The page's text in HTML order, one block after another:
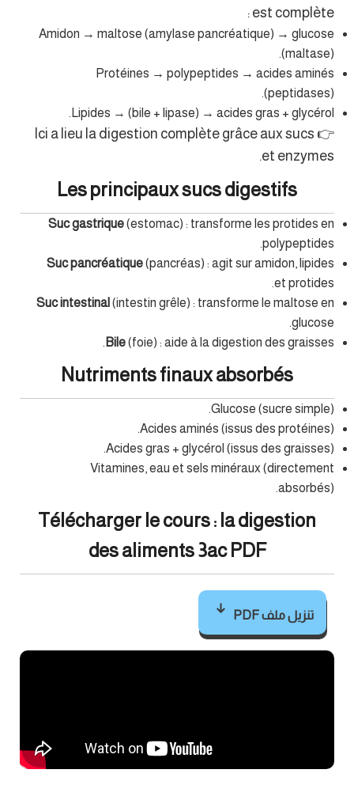
est complète :
Amidon → maltose (amylase pancréatique) → glucose
(maltase).
Protéines → polypeptides → acides aminés
(peptidases).
Lipides → (bile + lipase) → acides gras + glycérol.
👉 Ici a lieu la digestion complète grâce aux sucs
et enzymes.
Les principaux sucs digestifs
Suc gastrique(estomac) : transforme les protides en
polypeptides.
Suc pancréatique(pancréas) : agit sur amidon, lipides
et protides.
Suc intestinal (intestin grêle) : transforme le maltose en
glucose.
Bile(foie) : aide à la digestion des graisses.
Nutriments finaux absorbés
Glucose (sucre simple).
Acides aminés (issus des protéines).
Acides gras + glycérol (issus des graisses).
Vitamines, eau et sels minéraux (directement
absorbés).
Télécharger le cours : la digestion
des aliments 3ac PDF
تنزيل ملف PDF